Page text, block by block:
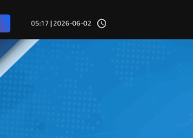
2026-06-02 | 05:17